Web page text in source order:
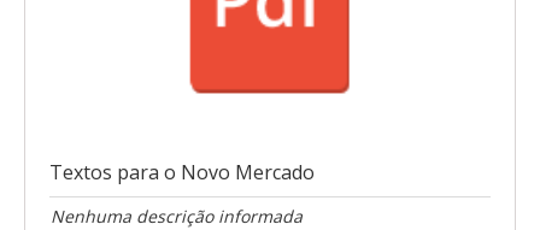
Textos para o Novo Mercado
Nenhuma descrição informada